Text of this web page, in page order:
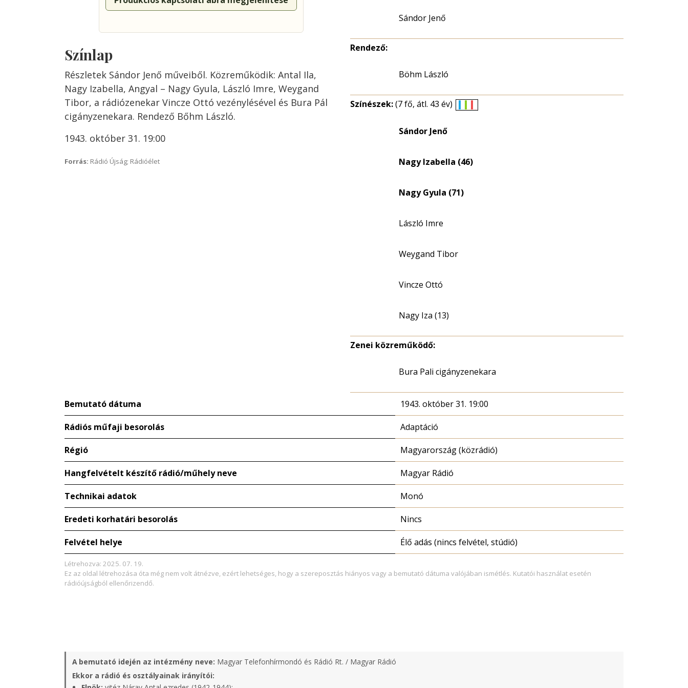
Színlap
Részletek Sándor Jenő műveiből. Közreműködik: Antal Ila,
Nagy Izabella, Angyal – Nagy Gyula, László Imre, Weygand
Tibor, a rádiózenekar Vincze Ottó vezénylésével és Bura Pál
cigányzenekara. Rendező Bőhm László.
1943. október 31. 19:00
Forrás: Rádió Újság; Rádióélet
Sándor Jenő
Rendező:
Böhm László
Színészek:(7 fő, átl. 43 év)
Sándor Jenő
Nagy Izabella (46)
Nagy Gyula (71)
László Imre
Weygand Tibor
Vincze Ottó
Nagy Iza (13)
Zenei közreműködő:
Bura Pali cigányzenekara
Bemutató dátuma 1943. október 31. 19:00
Rádiós műfaji besorolás Adaptáció
Régió Magyarország (közrádió)
Hangfelvételt készítő rádió/műhely neve Magyar Rádió
Technikai adatok Monó
Eredeti korhatári besorolás Nincs
Felvétel helye Élő adás (nincs felvétel, stúdió)
Létrehozva: 2025. 07. 19.
Ez az oldal létrehozása óta még nem volt átnézve, ezért lehetséges, hogy a szereposztás hiányos vagy a bemutató dátuma valójában ismétlés. Kutatói használat esetén
rádióújságból ellenőrizendő.
A bemutató idején az intézmény neve: Magyar Telefonhírmondó és Rádió Rt. / Magyar Rádió
Ekkor a rádió és osztályainak irányítói: